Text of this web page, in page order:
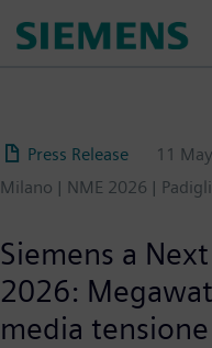
Press Release 11
Milano | NME 2026 |
Siemens a
2026:
media